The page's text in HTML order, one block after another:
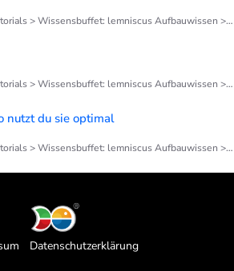
Wissensbuffet: lemniscus Aufbauwissen > Kalenderverwaltung
Wissensbuffet: lemniscus Aufbauwissen > Praxisorganisation
nutzt du sie optimal
Wissensbuffet: lemniscus Aufbauwissen > Praxisorganisation
Datenschutzerklärung